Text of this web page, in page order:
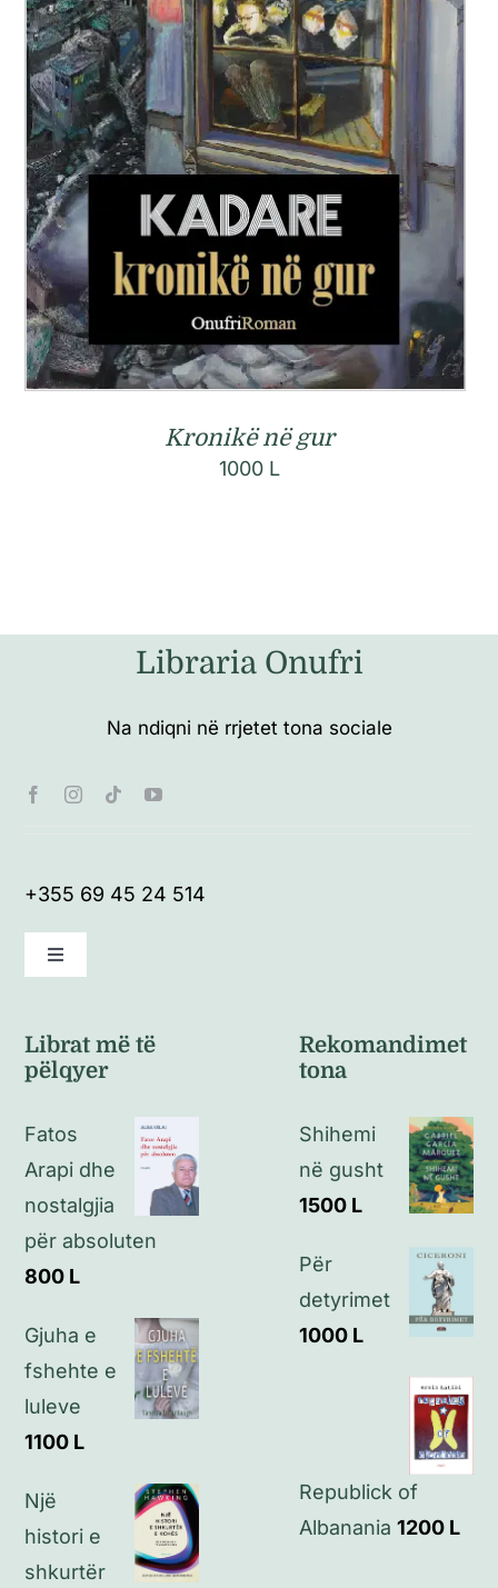
Kronikë në gur
1000 L
Libraria Onufri
Na ndiqni në rrjetet tona sociale
+355 69 45 24 514
Toggle
Politikat e kthimeve
Politikat e privatësisë
Librat më të
pëlqyer
Fatos
Arapi dhe
nostalgjia
për absoluten
800 L
Gjuha e
fshehte e
luleve
1100 L
Një
histori e
shkurtër
Rekomandimet
tona
Shihemi
në gusht
1500 L
Për
detyrimet
1000 L
Republick of
Albanania 1200 L